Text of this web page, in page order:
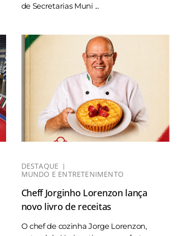
de Secretarias Muni ...
DESTAQUE
MUNDO E ENTRETENIMENTO
Cheff Jorginho Lorenzon lança
novo livro de receitas
O chef de cozinha Jorge Lorenzon,